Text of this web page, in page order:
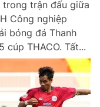
trong trận đấu giữa
Công nghiệp
bóng đá Thanh
cúp THACO. Tất...